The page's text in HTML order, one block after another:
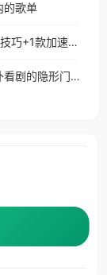
的歌单
在国外用上游新闻很卡怎么办？3个实用技巧+1款加速器解决海外看国内内容难题
手机西瓜视频地区限制怎么解决的？海外看剧的隐形门与钥匙